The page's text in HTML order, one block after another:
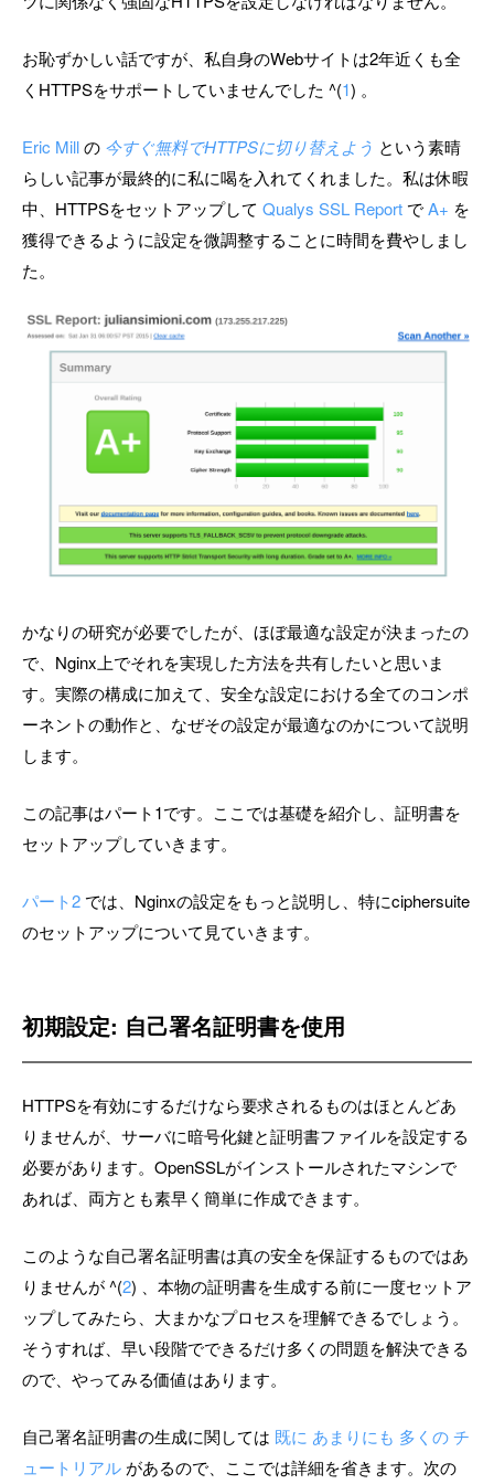
お恥ずかしい話ですが、私自身のWebサイトは2年近くも全
くHTTPSをサポートしていませんでした ^(1) 。
Eric Millの 今すぐ無料でHTTPSに切り替えよう という素晴
らしい記事が最終的に私に喝を入れてくれました。私は休暇
中、HTTPSをセットアップして Qualys SSL Report でA+ を
獲得できるように設定を微調整することに時間を費やしまし
た。
かなりの研究が必要でしたが、ほぼ最適な設定が決まったの
で、Nginx上でそれを実現した方法を共有したいと思いま
す。実際の構成に加えて、安全な設定における全てのコンポ
ーネントの動作と、なぜその設定が最適なのかについて説明
します。
この記事はパート1です。ここでは基礎を紹介し、証明書を
セットアップしていきます。
パート2 では、Nginxの設定をもっと説明し、特にciphersuite
のセットアップについて見ていきます。
初期設定: 自己署名証明書を使用
HTTPSを有効にするだけなら要求されるものはほとんどあ
りませんが、サーバに暗号化鍵と証明書ファイルを設定する
必要があります。OpenSSLがインストールされたマシンで
あれば、両方とも素早く簡単に作成できます。
このような自己署名証明書は真の安全を保証するものではあ
りませんが ^(2) 、本物の証明書を生成する前に一度セットア
ップしてみたら、大まかなプロセスを理解できるでしょう。
そうすれば、早い段階でできるだけ多くの問題を解決できる
ので、やってみる価値はあります。
自己署名証明書の生成に関しては 既に あまりにも 多くのチ
ュートリアル があるので、ここでは詳細を省きます。次の